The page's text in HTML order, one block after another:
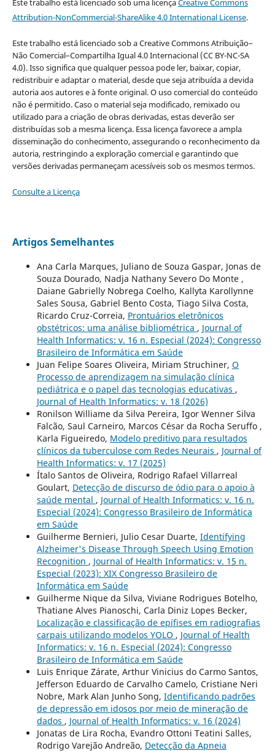
Este trabalho está licenciado sob uma licençaCreative Commons
Attribution-NonCommercial-ShareAlike 4.0 International License.
Este trabalho está licenciado sob a Creative Commons Atribuição–
Não Comercial–Compartilha Igual 4.0 Internacional (CC BY-NC-SA
4.0). Isso significa que qualquer pessoa pode ler, baixar, copiar,
redistribuir e adaptar o material, desde que seja atribuída a devida
autoria aos autores e à fonte original. O uso comercial do conteúdo
não é permitido. Caso o material seja modificado, remixado ou
utilizado para a criação de obras derivadas, estas deverão ser
distribuídas sob a mesma licença. Essa licença favorece a ampla
disseminação do conhecimento, assegurando o reconhecimento da
autoria, restringindo a exploração comercial e garantindo que
versões derivadas permaneçam acessíveis sob os mesmos termos.
Consulte a Licença
Artigos Semelhantes
Ana Carla Marques, Juliano de Souza Gaspar, Jonas de
Souza Dourado, Nadja Nathany Severo Do Monte ,
Daiane Gabrielly Nobrega Coelho, Kallyta Karollynne
Sales Sousa, Gabriel Bento Costa, Tiago Silva Costa,
Ricardo Cruz-Correia, Prontuários eletrônicos
obstétricos: uma análise bibliométrica , Journal of
Health Informatics: v. 16 n. Especial (2024): Congresso
Brasileiro de Informática em Saúde
Juan Felipe Soares Oliveira, Miriam Struchiner, O
Processo de aprendizagem na simulação clínica
pediátrica e o papel das tecnologias educativas ,
Journal of Health Informatics: v. 18 (2026)
Ronilson Williame da Silva Pereira, Igor Wenner Silva
Falcão, Saul Carneiro, Marcos César da Rocha Seruffo ,
Karla Figueiredo, Modelo preditivo para resultados
clínicos da tuberculose com Redes Neurais , Journal of
Health Informatics: v. 17 (2025)
Ítalo Santos de Oliveira, Rodrigo Rafael Villarreal
Goulart, Detecção de discurso de ódio para o apoio à
saúde mental , Journal of Health Informatics: v. 16 n.
Especial (2024): Congresso Brasileiro de Informática
em Saúde
Guilherme Bernieri, Julio Cesar Duarte, Identifying
Alzheimer's Disease Through Speech Using Emotion
Recognition , Journal of Health Informatics: v. 15 n.
Especial (2023): XIX Congresso Brasileiro de
Informática em Saúde
Guilherme Nique da Silva, Viviane Rodrigues Botelho,
Thatiane Alves Pianoschi, Carla Diniz Lopes Becker,
Localização e classificação de epífises em radiografias
carpais utilizando modelos YOLO , Journal of Health
Informatics: v. 16 n. Especial (2024): Congresso
Brasileiro de Informática em Saúde
Luis Enrique Zárate, Arthur Vinicius do Carmo Santos,
Jefferson Eduardo de Carvalho Camelo, Cristiane Neri
Nobre, Mark Alan Junho Song, Identificando padrões
de depressão em idosos por meio de mineração de
dados , Journal of Health Informatics: v. 16 (2024)
Jonatas de Lira Rocha, Evandro Ottoni Teatini Salles,
Rodrigo Varejão Andreão, Detecção da Apneia